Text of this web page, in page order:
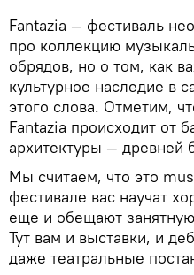
Fantazia — фестиваль
про коллекцию
обрядов, но о том, как
культурное наследие в
этого слова. Отметим,
Fantazia происходит от
архитектуры — древней
Мы считаем, что это
фестивале вас научат
еще и обещают
Тут вам и выставки, и
даже театральные